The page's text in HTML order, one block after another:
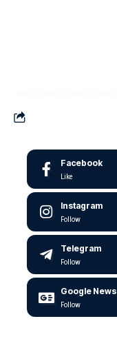
Facebook
Like
Instagram
Follow
Telegram
Follow
Google News
Follow